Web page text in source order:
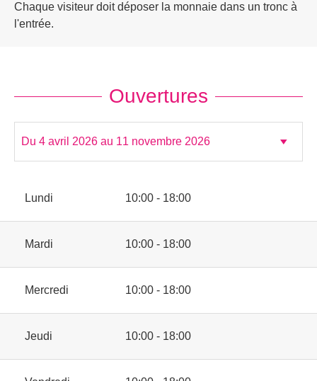
Chaque visiteur doit déposer la monnaie dans un tronc à
l'entrée.
Ouvertures
Lundi 10:00 - 18:00
Mardi 10:00 - 18:00
Mercredi 10:00 - 18:00
Jeudi 10:00 - 18:00